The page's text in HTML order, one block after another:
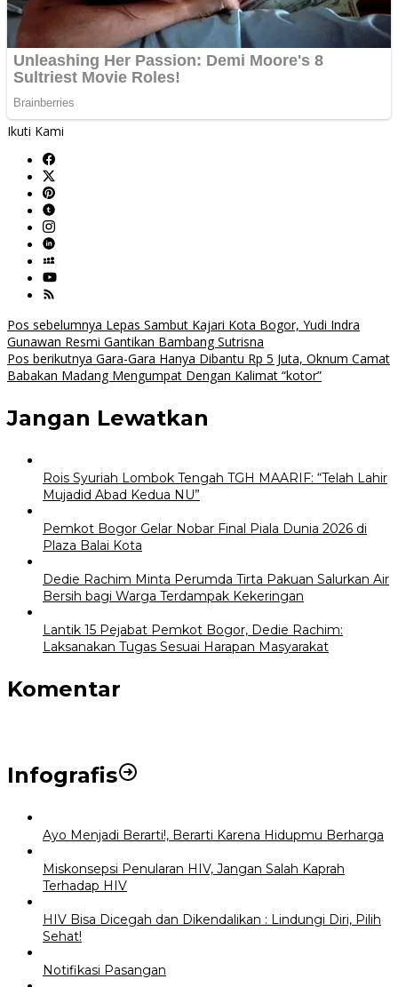
Ikuti Kami
Navigasi
pos
Pos sebelumnya Lepas Sambut Kajari Kota Bogor, Yudi Indra
Gunawan Resmi Gantikan Bambang Sutrisna
Pos berikutnya Gara-Gara Hanya Dibantu Rp 5 Juta, Oknum Camat
Babakan Madang Mengumpat Dengan Kalimat “kotor”
Jangan Lewatkan
Rois Syuriah Lombok Tengah TGH MAARIF: “Telah Lahir
Mujadid Abad Kedua NU”
Pemkot Bogor Gelar Nobar Final Piala Dunia 2026 di
Plaza Balai Kota
Dedie Rachim Minta Perumda Tirta Pakuan Salurkan Air
Bersih bagi Warga Terdampak Kekeringan
Lantik 15 Pejabat Pemkot Bogor, Dedie Rachim:
Laksanakan Tugas Sesuai Harapan Masyarakat
Komentar
Infografis
Ayo Menjadi Berarti!, Berarti Karena Hidupmu Berharga
Miskonsepsi Penularan HIV, Jangan Salah Kaprah
Terhadap HIV
HIV Bisa Dicegah dan Dikendalikan : Lindungi Diri, Pilih
Sehat!
Notifikasi Pasangan